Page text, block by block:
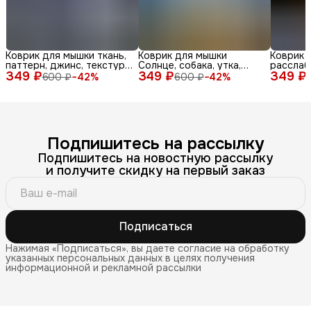
349 ₽600 ₽−42%
Коврик для мышки ткань,
паттерн, джинс, текстура,
синий, бел 349 ₽600 ₽−42%
Коврик для мышки
Солнце, собака, утка,
очки, море, доска, ле 349 ₽
Коврик
Подпишитесь на рассылку
Подпишитесь на новостную рассылку
и получите скидку на первый заказ
Подписаться
Нажимая «Подписаться», вы даете согласие на обработку
указанных персональных данных в целях получения
информационной и рекламной рассылки